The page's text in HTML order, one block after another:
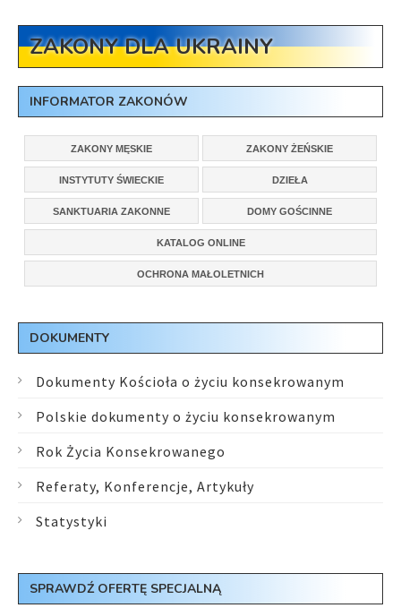
ZAKONY DLA UKRAINY
INFORMATOR ZAKONÓW
ZAKONY MĘSKIE ZAKONY ŻEŃSKIE
INSTYTUTY ŚWIECKIE DZIEŁA
SANKTUARIA ZAKONNE DOMY GOŚCINNE
KATALOG ONLINE
OCHRONA MAŁOLETNICH
DOKUMENTY
Dokumenty Kościoła o życiu konsekrowanym
Polskie dokumenty o życiu konsekrowanym
Rok Życia Konsekrowanego
Referaty, Konferencje, Artykuły
Statystyki
SPRAWDŹ OFERTĘ SPECJALNĄ